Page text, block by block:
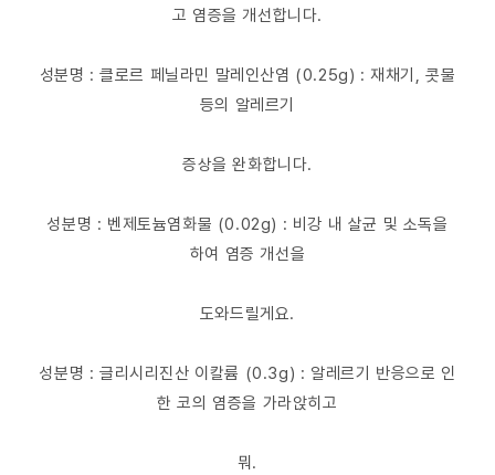
고 염증을 개선합니다.
성분명 : 클로르 페닐라민 말레인산염 (0.25g) : 재채기, 콧물
등의 알레르기
증상을 완화합니다.
성분명 : 벤제토늄염화물 (0.02g) : 비강 내 살균 및 소독을
하여 염증 개선을
도와드릴게요.
성분명 : 글리시리진산 이칼륨 (0.3g) : 알레르기 반응으로 인
한 코의 염증을 가라앉히고
뭐.